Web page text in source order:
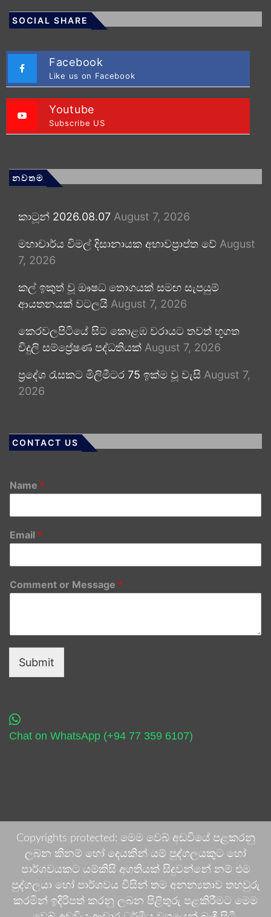
SOCIAL SHARE
Facebook
Like us on Facebook
Youtube
Subscribe US
නවතම
කාටූන් 2026.08.07 August 7, 2026
මහාචාර්ය විමල් දිසානායක අභාවප්‍රාප්ත වේ August
7, 2026
කල් ඉකුත් වූ ඖෂධ තොගයක් සමඟ සැපයුම්
ආයතනයක් වටලයි August 7, 2026
කෙරවලපිටියේ සිට කොළඹ වරායට තවත් භූගත
විදුලි සම්ප්‍රේෂණ පද්ධතියක් August 7, 2026
ප්‍රදේශ රැසකට මිලිමීටර 75 ඉක්ම වූ වැසි August 7,
2026
CONTACT US
Name *
Email *
Comment or Message *
Submit
Chat on WhatsApp (+94 77 359 6107)
Copyrights protected: මෙම වෙබ් අඩවියේ පළකරනු
ලබන කිනම් හෝ දෙයකින් යම් පුද්ගලයකුට හෝ
පාර්ශවයකට යම්කිසි අගතියක් සිදුවන්නේ නම් එම
පුද්ගලයා හෝ පාර්ශවය විසින් තම අනන්‍යතාව තහවුරු
කරමින් ඉදිරිපත් කරනු ලබන පිළිතුරු පළකිරීමට මෙම